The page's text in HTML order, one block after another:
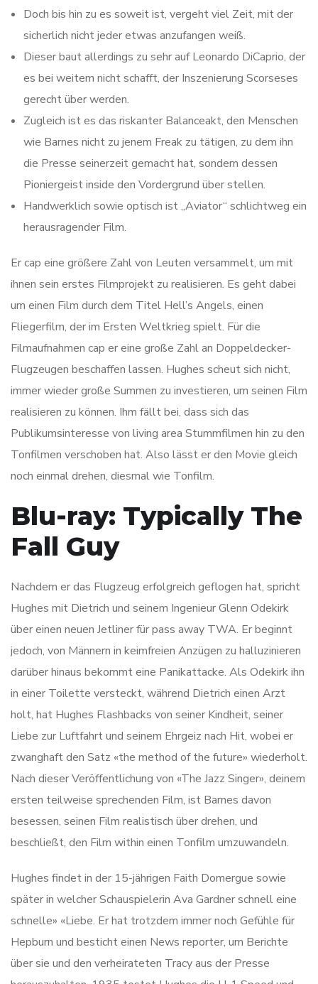
Doch bis hin zu es soweit ist, vergeht viel Zeit, mit der
sicherlich nicht jeder etwas anzufangen weiß.
Dieser baut allerdings zu sehr auf Leonardo DiCaprio, der
es bei weitem nicht schafft, der Inszenierung Scorseses
gerecht über werden.
Zugleich ist es das riskanter Balanceakt, den Menschen
wie Barnes nicht zu jenem Freak zu tätigen, zu dem ihn
die Presse seinerzeit gemacht hat, sondern dessen
Pioniergeist inside den Vordergrund über stellen.
Handwerklich sowie optisch ist „Aviator“ schlichtweg ein
herausragender Film.
Er cap eine größere Zahl von Leuten versammelt, um mit
ihnen sein erstes Filmprojekt zu realisieren. Es geht dabei
um einen Film durch dem Titel Hell’s Angels, einen
Fliegerfilm, der im Ersten Weltkrieg spielt. Für die
Filmaufnahmen cap er eine große Zahl an Doppeldecker-
Flugzeugen beschaffen lassen. Hughes scheut sich nicht,
immer wieder große Summen zu investieren, um seinen Film
realisieren zu können. Ihm fällt bei, dass sich das
Publikumsinteresse von living area Stummfilmen hin zu den
Tonfilmen verschoben hat. Also lässt er den Movie gleich
noch einmal drehen, diesmal wie Tonfilm.
Blu-ray: Typically The
Fall Guy
Nachdem er das Flugzeug erfolgreich geflogen hat, spricht
Hughes mit Dietrich und seinem Ingenieur Glenn Odekirk
über einen neuen Jetliner für pass away TWA. Er beginnt
jedoch, von Männern in keimfreien Anzügen zu halluzinieren
darüber hinaus bekommt eine Panikattacke. Als Odekirk ihn
in einer Toilette versteckt, während Dietrich einen Arzt
holt, hat Hughes Flashbacks von seiner Kindheit, seiner
Liebe zur Luftfahrt und seinem Ehrgeiz nach Hit, wobei er
zwanghaft den Satz «the method of the future» wiederholt.
Nach dieser Veröffentlichung von «The Jazz Singer», deinem
ersten teilweise sprechenden Film, ist Barnes davon
besessen, seinen Film realistisch über drehen, und
beschließt, den Film within einen Tonfilm umzuwandeln.
Hughes findet in der 15-jährigen Faith Domergue sowie
später in welcher Schauspielerin Ava Gardner schnell eine
schnelle» «Liebe. Er hat trotzdem immer noch Gefühle für
Hepburn und besticht einen News reporter, um Berichte
über sie und den verheirateten Tracy aus der Presse